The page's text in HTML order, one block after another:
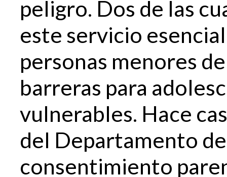
peligro. Dos de las
este servicio
personas menores
barreras para
vulnerables. Hace
del Departamento
consentimiento